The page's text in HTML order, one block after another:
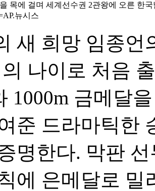
목에 걸며 세계선수권 2관왕에 오른 한
뉴시스
새 희망 임종언
나이로 처음
1000m 금메달
준 드라마틱한
명한다. 막판
에 은메달로 밀